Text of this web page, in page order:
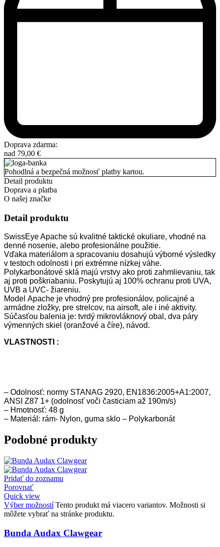
Doprava zdarma:
nad 79,00 €
Pohodlná a bezpečná možnosť platby kartou.
Detail produktu
Doprava a platba
O našej značke
Detail produktu
SwissEye Apache sú kvalitné taktické okuliare, vhodné na
denné nosenie, alebo profesionálne použitie.
Vďaka materiálom a spracovaniu dosahujú výborné výsledky
v testoch odolnosti i pri extrémne nízkej váhe.
Polykarbonátové sklá majú vrstvy ako proti zahmlievaniu, tak
aj proti poškriabaniu. Poskytujú aj 100% ochranu proti UVA,
UVB a UVC- žiareniu.
Model Apache je vhodný pre profesionálov, policajné a
armádne zložky, pre strelcov, na airsoft, ale i iné aktivity.
Súčasťou balenia je: tvrdý mikrovláknový obal, dva páry
výmenných skiel (oranžové a číre), návod.
VLASTNOSTI :
– Odolnosť: normy STANAG 2920, EN1836:2005+A1:2007,
ANSI Z87 1+ (odolnosť voči časticiam až 190m/s)
– Hmotnosť: 48 g
– Materiál: rám- Nylon, guma sklo – Polykarbonát
Podobné produkty
Pridať do zoznamu
Porovnať
Quick view
Výber možností Tento produkt má viacero variantov. Možnosti si
môžete vybrať na stránke produktu.
Bunda Audax Clawgear